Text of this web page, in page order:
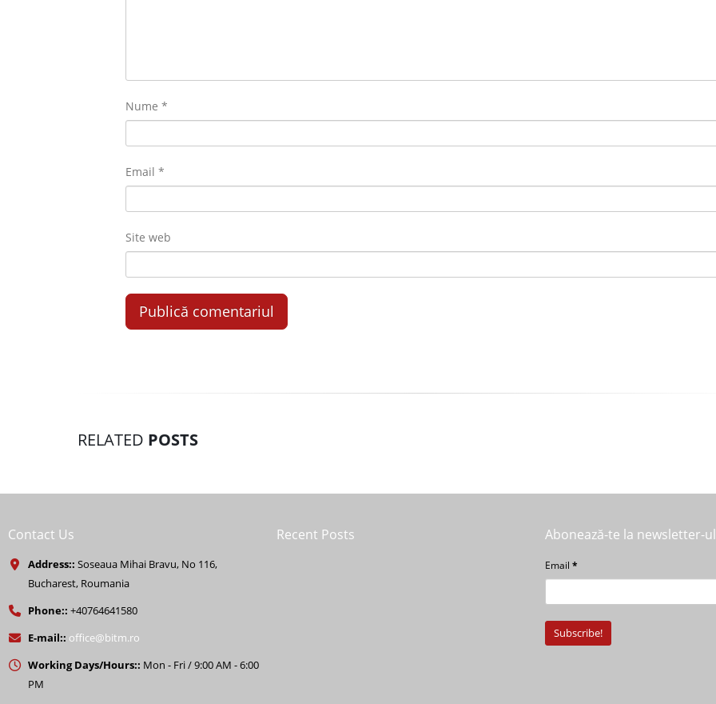
Nume *
Email *
Site web
RELATED POSTS
Contact Us
Address:: Soseaua Mihai Bravu, No 116,
Bucharest, Roumania
Phone:: +40764641580
E-mail:: office@bitm.ro
Working Days/Hours:: Mon - Fri / 9:00 AM - 6:00
PM
Recent Posts Abonează-te la newsletter-
Email *